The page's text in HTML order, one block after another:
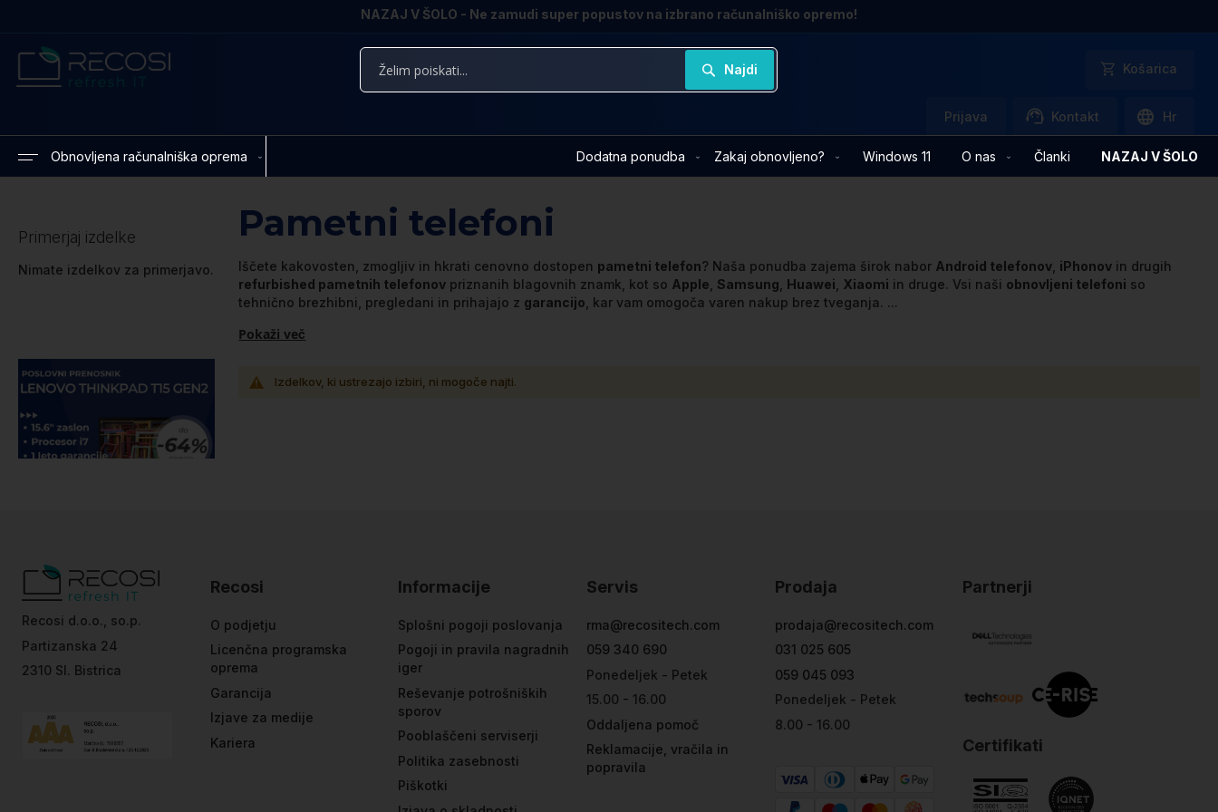
NAZAJ V ŠOLO - Ne zamudi super popustov na izbrano računalniško opremo!
Najdi Košarica
Prijava Kontakt Hr
Obnovljena računalniška oprema NAZAJ V ŠOLO
Članki
O nas
Windows 11
Zakaj obnovljeno?
Dodatna ponudba
Pametni telefoni
Iščete kakovosten, zmogljiv in hkrati cenovno dostopen pametni telefon? Naša ponudba zajema širok nabor Android telefonov iPhonov in drugih
refurbished pametnih telefonov priznanih blagovnih znamk, kot so Apple Samsung Huawei Xiaomi in druge. Vsi naši obnovljeni telefoni so
tehnično brezhibni, pregledani in prihajajo z garancijo , kar vam omogoča varen nakup brez tveganja. ...
Pokaži več
Izdelkov, ki ustrezajo izbiri, ni mogoče najti.
Primerjaj izdelke
Nimate izdelkov za primerjavo.
Recosi d.o.o., so.p.
Partizanska 24
2310 Sl. Bistrica
Recosi
O podjetju
Licenčna programska
oprema
Garancija
Izjave za medije
Kariera
Informacije
Splošni pogoji poslovanja
Pogoji in pravila nagradnih
iger
Reševanje potrošniških
sporov
Pooblaščeni serviserji
Politika zasebnosti
Piškotki
Servis
rma@recositech.com
059 340 690
Ponedeljek - Petek
15.00 - 16.00
Oddaljena pomoč
Reklamacije, vračila in
popravila
Prodaja
prodaja@recositech.com
031 025 605
059 045 093
Ponedeljek - Petek
8.00 - 16.00
Partnerji
Certifikati